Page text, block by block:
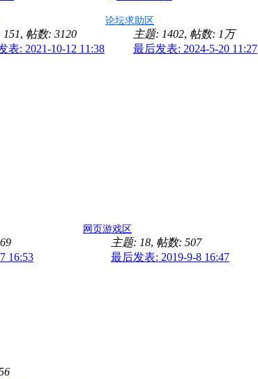
151, 帖数: 3120
表: 2021-10-12 11:38
论坛求助区
主题: 1402, 帖数: 1万
最后发表: 2024-5-20 11:27
16:53
网页游戏区
主题: 18, 帖数: 507
最后发表: 2019-9-8 16:47